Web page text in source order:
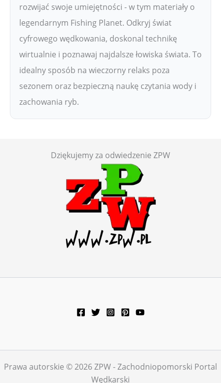
rozwijać swoje umiejętności - w tym materiały o
legendarnym Fishing Planet. Odkryj świat
cyfrowego wędkowania, doskonal technikę
wirtualnie i poznawaj najdalsze łowiska świata. To
idealny sposób na wieczorny relaks poza
sezonem oraz bezpieczną naukę czytania wody i
zachowania ryb.
Dziękujemy za odwiedzenie ZPW
Prawa autorskie © 2026 ZPW - Zachodniopomorski Portal
Wędkarski